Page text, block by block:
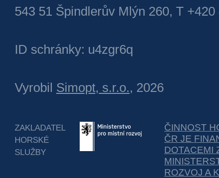
543 51 Špindlerův Mlýn 260, T +420
ID schránky: u4zgr6q
Vyrobil Simopt, s.r.o., 2026
ZAKLADATEL
HORSKÉ
SLUŽBY
ČINNOST
ČR JE
DOTACEMI
ROZVOJ A